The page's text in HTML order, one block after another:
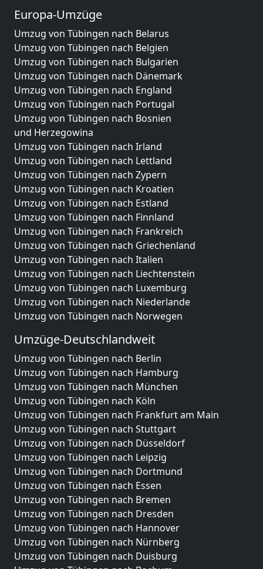
Europa-Umzüge
Umzug von Tübingen nach Belarus
Umzug von Tübingen nach Belgien
Umzug von Tübingen nach Bulgarien
Umzug von Tübingen nach Dänemark
Umzug von Tübingen nach England
Umzug von Tübingen nach Portugal
Umzug von Tübingen nach Bosnien
und Herzegowina
Umzug von Tübingen nach Irland
Umzug von Tübingen nach Lettland
Umzug von Tübingen nach Zypern
Umzug von Tübingen nach Kroatien
Umzug von Tübingen nach Estland
Umzug von Tübingen nach Finnland
Umzug von Tübingen nach Frankreich
Umzug von Tübingen nach Griechenland
Umzug von Tübingen nach Italien
Umzug von Tübingen nach Liechtenstein
Umzug von Tübingen nach Luxemburg
Umzug von Tübingen nach Niederlande
Umzug von Tübingen nach Norwegen
Umzüge-Deutschlandweit
Umzug von Tübingen nach Berlin
Umzug von Tübingen nach Hamburg
Umzug von Tübingen nach München
Umzug von Tübingen nach Köln
Umzug von Tübingen nach Frankfurt am Main
Umzug von Tübingen nach Stuttgart
Umzug von Tübingen nach Düsseldorf
Umzug von Tübingen nach Leipzig
Umzug von Tübingen nach Dortmund
Umzug von Tübingen nach Essen
Umzug von Tübingen nach Bremen
Umzug von Tübingen nach Dresden
Umzug von Tübingen nach Hannover
Umzug von Tübingen nach Nürnberg
Umzug von Tübingen nach Duisburg